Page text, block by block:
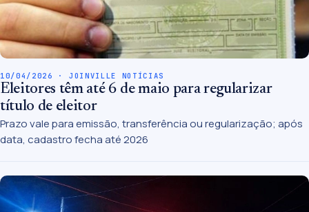
10/04/2026 · JOINVILLE NOTÍCIAS
Eleitores têm até 6 de maio para regularizar
título de eleitor
Prazo vale para emissão, transferência ou regularização; após
data, cadastro fecha até 2026